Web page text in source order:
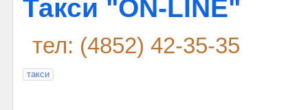
Такси "ON-LINE"
тел: (4852) 42-35-35
такси